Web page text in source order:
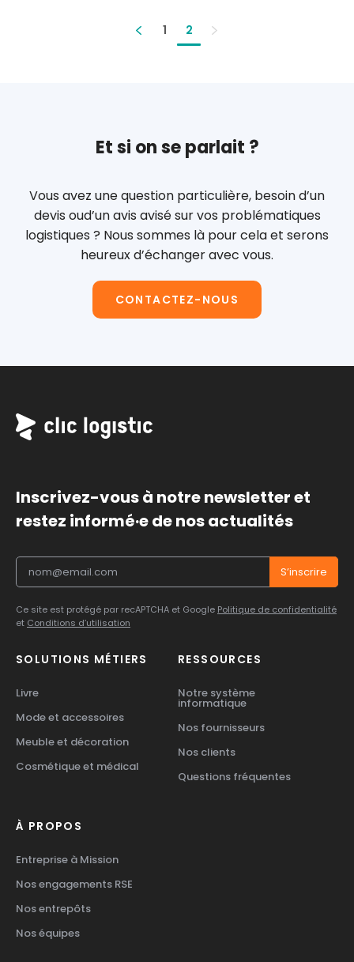
1 2
Et si on se parlait ?
Vous avez une question particulière, besoin d’un
devis oud’un avis avisé sur vos problématiques
logistiques ? Nous sommes là pour cela et serons
heureux d’échanger avec vous.
CONTACTEZ-NOUS
Inscrivez-vous à notre newsletter et
restez informé·e de nos actualités
Ce site est protégé par recAPTCHA et Google Politique de confidentialité
et Conditions d’utilisation
SOLUTIONS MÉTIERS
Livre
Mode et accessoires
Meuble et décoration
Cosmétique et médical
RESSOURCES
Notre système
informatique
Nos fournisseurs
Nos clients
Questions fréquentes
À PROPOS
Entreprise à Mission
Nos engagements RSE
Nos entrepôts
Nos équipes